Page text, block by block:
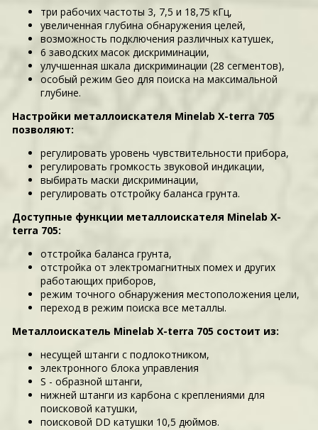
три рабочих частоты 3, 7,5 и 18,75 кГц,
увеличенная глубина обнаружения целей,
возможность подключения различных катушек,
6 заводских масок дискриминации,
улучшенная шкала дискриминации (28 сегментов),
особый режим Geo для поиска на максимальной
глубине.
Настройки металлоискателя Minelab X-terra 705
позволяют:
регулировать уровень чувствительности прибора,
регулировать громкость звуковой индикации,
выбирать маски дискриминации,
регулировать отстройку баланса грунта.
Доступные функции металлоискателя Minelab X-
terra 705:
отстройка баланса грунта,
отстройка от электромагнитных помех и других
работающих приборов,
режим точного обнаружения местоположения цели,
переход в режим поиска все металлы.
Металлоискатель Minelab X-terra 705 состоит из:
несущей штанги с подлокотником,
электронного блока управления
S - образной штанги,
нижней штанги из карбона с креплениями для
поисковой катушки,
поисковой DD катушки 10,5 дюймов.